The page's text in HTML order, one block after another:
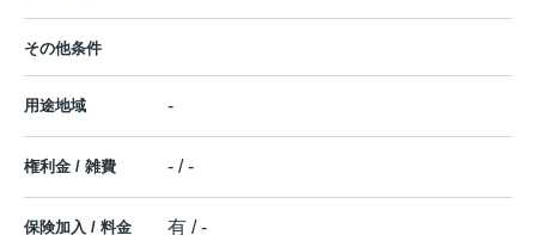
その他条件
用途地域 -
権利金 / 雑費 - / -
保険加入 / 料金 有 / -